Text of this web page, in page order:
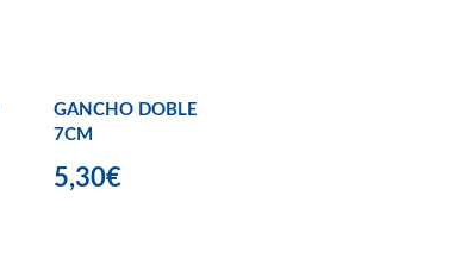
GANCHO DOBLE
7CM
5,30€